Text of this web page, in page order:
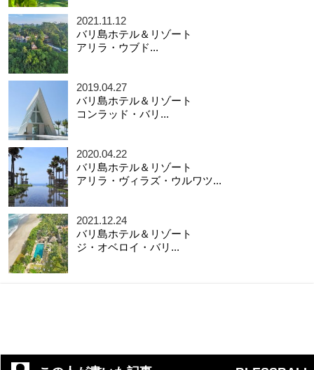
2021.11.12
バリ島ホテル＆リゾート
アリラ・ウブド...
2019.04.27
バリ島ホテル＆リゾート
コンラッド・バリ...
2020.04.22
バリ島ホテル＆リゾート
アリラ・ヴィラズ・ウルワツ...
2021.12.24
バリ島ホテル＆リゾート
ジ・オベロイ・バリ...